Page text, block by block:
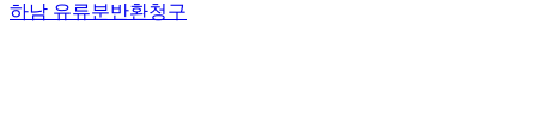
하남 유류분반환청구